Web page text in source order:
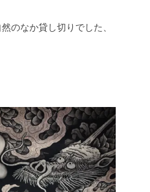
のなか貸し切りでした、